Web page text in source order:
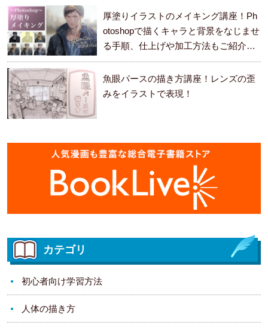
厚塗りイラストのメイキング講座！Ph
otoshopで描くキャラと背景をなじませ
る手順、仕上げや加工方法もご紹介し
ます。
魚眼パースの描き方講座！レンズの歪
みをイラストで表現！
カテゴリ
初心者向け学習方法
人体の描き方